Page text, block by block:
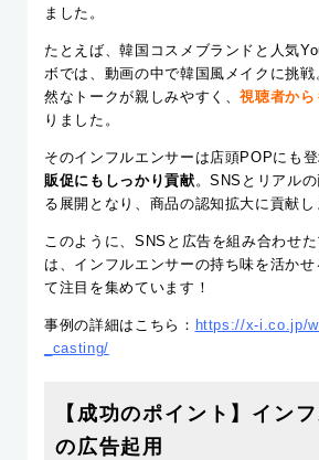
ました。
たとえば、韓国コスメブランドと人気
ボでは、動画の中で韓国風メイクに挑戦
然なトークが親しみやすく、視聴者か
りました。
そのインフルエンサーは店頭POPにも
販促にもしっかり貢献。SNSとリアル
る展開となり、商品の認知拡大に貢献し
このように、SNSと広告を組み合わせ
は、インフルエンサーの持ち味を活かせ
て注目を集めています！
事例の詳細はこちら： https://x-i.co.jp/
_casting/
【成功のポイント】イン
の広告起用